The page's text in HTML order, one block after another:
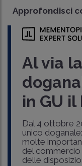
Approfondisci
Al via
in GU il
Dal 4 ottobre
unico
molte
del commercio
delle